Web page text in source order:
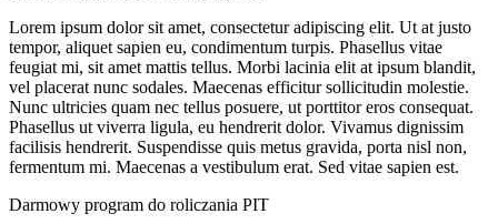
Lorem ipsum dolor sit amet, consectetur adipiscing elit. Ut at justo
tempor, aliquet sapien eu, condimentum turpis. Phasellus vitae
feugiat mi, sit amet mattis tellus. Morbi lacinia elit at ipsum blandit,
vel placerat nunc sodales. Maecenas efficitur sollicitudin molestie.
Nunc ultricies quam nec tellus posuere, ut porttitor eros consequat.
Phasellus ut viverra ligula, eu hendrerit dolor. Vivamus dignissim
facilisis hendrerit. Suspendisse quis metus gravida, porta nisl non,
fermentum mi. Maecenas a vestibulum erat. Sed vitae sapien est.
Darmowy program do roliczania PIT